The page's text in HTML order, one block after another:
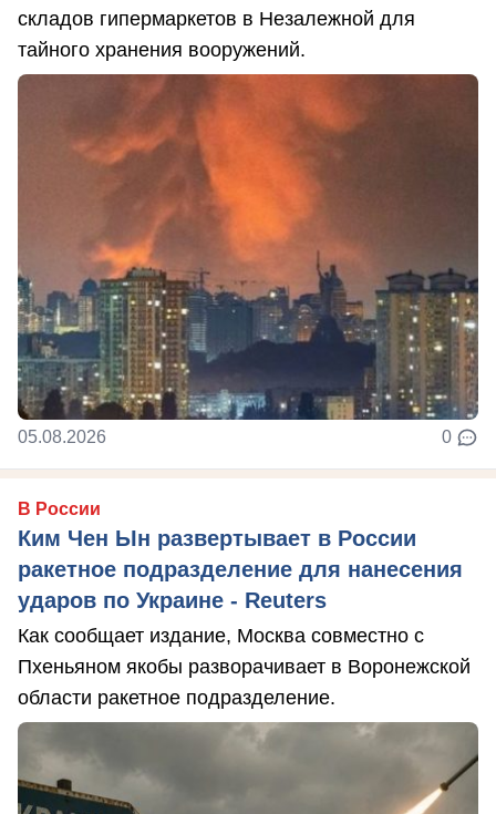
складов гипермаркетов в Незалежной для
тайного хранения вооружений.
05.08.2026 0
В России
Ким Чен Ын развертывает в России
ракетное подразделение для нанесения
ударов по Украине - Reuters
Как сообщает издание, Москва совместно с
Пхеньяном якобы разворачивает в Воронежской
области ракетное подразделение.